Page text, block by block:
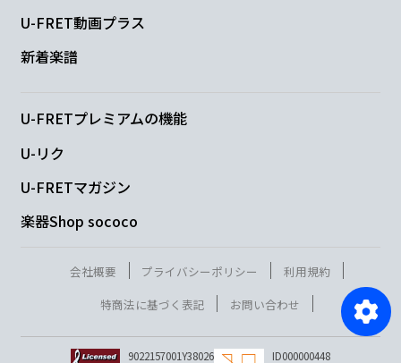
U-FRET動画プラス
新着楽譜
U-FRETプレミアムの機能
U-リク
U-FRETマガジン
楽器Shop sococo
会社概要 プライバシーポリシー
利用規約
特商法に基づく表記
お問い合わせ
9022157001Y38026 ID000000448